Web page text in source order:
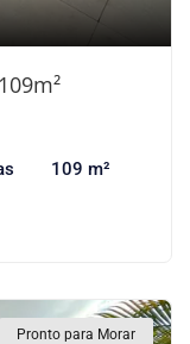
109 m²
Pronto para Morar